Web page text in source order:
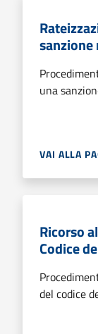
sanzione
una
VAI ALLA
Ricorso
Codice
del codice